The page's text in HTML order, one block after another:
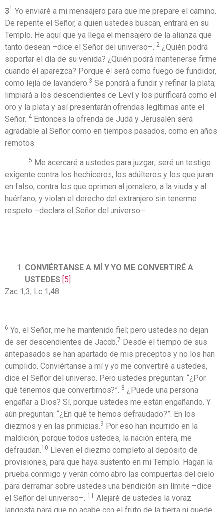
31 Yo enviaré a mi mensajero para que me prepare el camino.
De repente el Señor, a quien ustedes buscan, entrará en su
Templo. He aquí que ya llega el mensajero de la alianza que
tanto desean –dice el Señor del universo–. 2 ¿Quién podrá
soportar el día de su venida? ¿Quién podrá mantenerse firme
cuando él aparezca? Porque él será como fuego de fundidor,
como lejía de lavandero.3 Se pondrá a fundir y refinar la plata;
limpiará a los descendientes de Leví y los purificará como el
oro y la plata y así presentarán ofrendas legítimas ante el
Señor. 4 Entonces la ofrenda de Judá y Jerusalén será
agradable al Señor como en tiempos pasados, como en años
remotos.
5 Me acercaré a ustedes para juzgar; seré un testigo
exigente contra los hechiceros, los adúlteros y los que juran
en falso, contra los que oprimen al jornalero, a la viuda y al
huérfano, y violan el derecho del extranjero sin tenerme
respeto –declara el Señor del universo–.
CONVIÉRTANSE A MÍ Y YO ME CONVERTIRÉ A
USTEDES [5]
Zac 1,3; Lc 1,48
6 Yo, el Señor, me he mantenido fiel; pero ustedes no dejan
de ser descendientes de Jacob. 7 Desde el tiempo de sus
antepasados se han apartado de mis preceptos y no los han
cumplido. Conviértanse a mí y yo me convertiré a ustedes,
dice el Señor del universo. Pero ustedes preguntan: “¿Por
qué tenemos que convertirnos?”.
8 ¿Puede una persona
engañar a Dios? Sí, porque ustedes me están engañando. Y
aún preguntan: “¿En qué te hemos defraudado?”. En los
diezmos y en las primicias. 9 Por eso han incurrido en la
maldición, porque todos ustedes, la nación entera, me
defraudan. 10 Lleven el diezmo completo al depósito de
provisiones, para que haya sustento en mi Templo. Hagan la
prueba conmigo y verán cómo abro las compuertas del cielo
para derramar sobre ustedes una bendición sin límite –dice
el Señor del universo–.
11 Alejaré de ustedes la voraz
langosta para que no acabe con el fruto de la tierra ni quede